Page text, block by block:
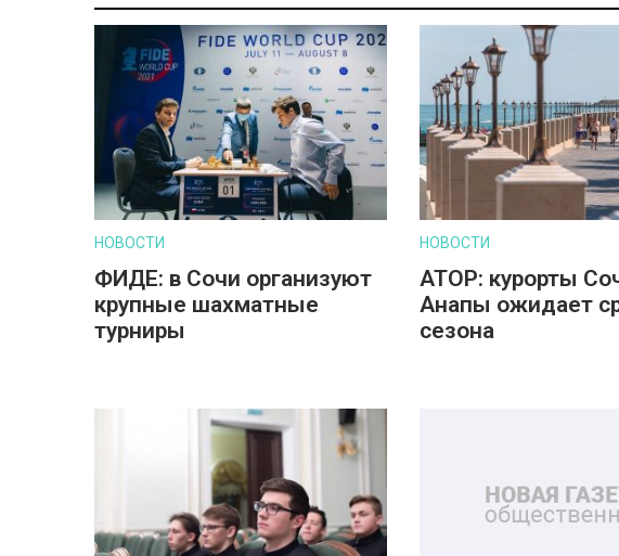
НОВОСТИ
ФИДЕ: в Сочи организуют
крупные шахматные
турниры
НОВОСТИ
АТОР: курорты
Анапы ожидает
сезона